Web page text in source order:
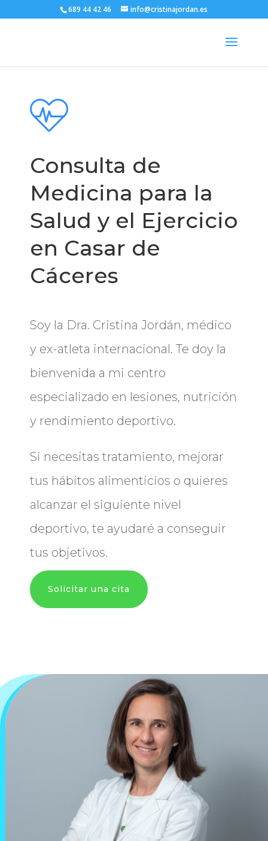
689 44 42 46 info@cristinajordan.es
Consulta de
Medicina para la
Salud y el Ejercicio
en Casar de
Cáceres
Soy la Dra. Cristina Jordán, médico
y ex-atleta internacional. Te doy la
bienvenida a mi centro
especializado en lesiones, nutrición
y rendimiento deportivo.
Si necesitas tratamiento, mejorar
tus hábitos alimenticios o quieres
alcanzar el siguiente nivel
deportivo, te ayudaré a conseguir
tus objetivos.
Solicitar una cita